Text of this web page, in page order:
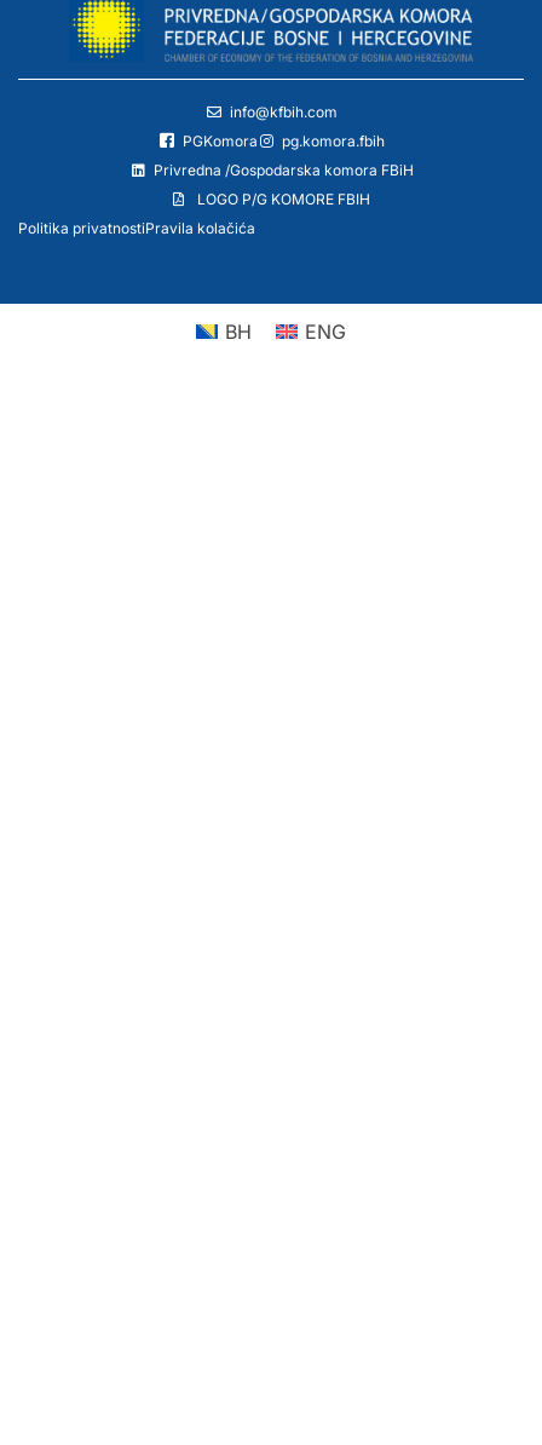
info@kfbih.com
PGKomora
pg.komora.fbih
Privredna /Gospodarska komora FBiH
LOGO P/G KOMORE FBIH
Politika privatnostiPravila kolačića
BH ENG